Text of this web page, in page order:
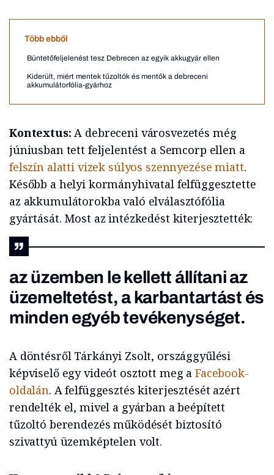
Több ebből
Büntetőfeljelenést tesz Debrecen az egyik akkugyár ellen
Kiderült, miért mentek tűzoltók és mentők a debreceni
akkumulátorfólia-gyárhoz
Kontextus: A debreceni városvezetés még
júniusban tett feljelentést a Semcorp ellen a
felszín alatti vizek súlyos szennyezése miatt.
Később a helyi kormányhivatal felfüggesztette
az akkumulátorokba való elválasztófólia
gyártását. Most az intézkedést kiterjesztették:
az üzemben le kellett állítani az
üzemeltetést, a karbantartást és
minden egyéb tevékenységet.
A döntésről Tárkányi Zsolt, országgyűlési
képviselő egy videót osztott meg a Facebook-
oldalán. A felfüggesztés kiterjesztését azért
rendelték el, mivel a gyárban a beépített
tűzoltó berendezés működését biztosító
szivattyú üzemképtelen volt.